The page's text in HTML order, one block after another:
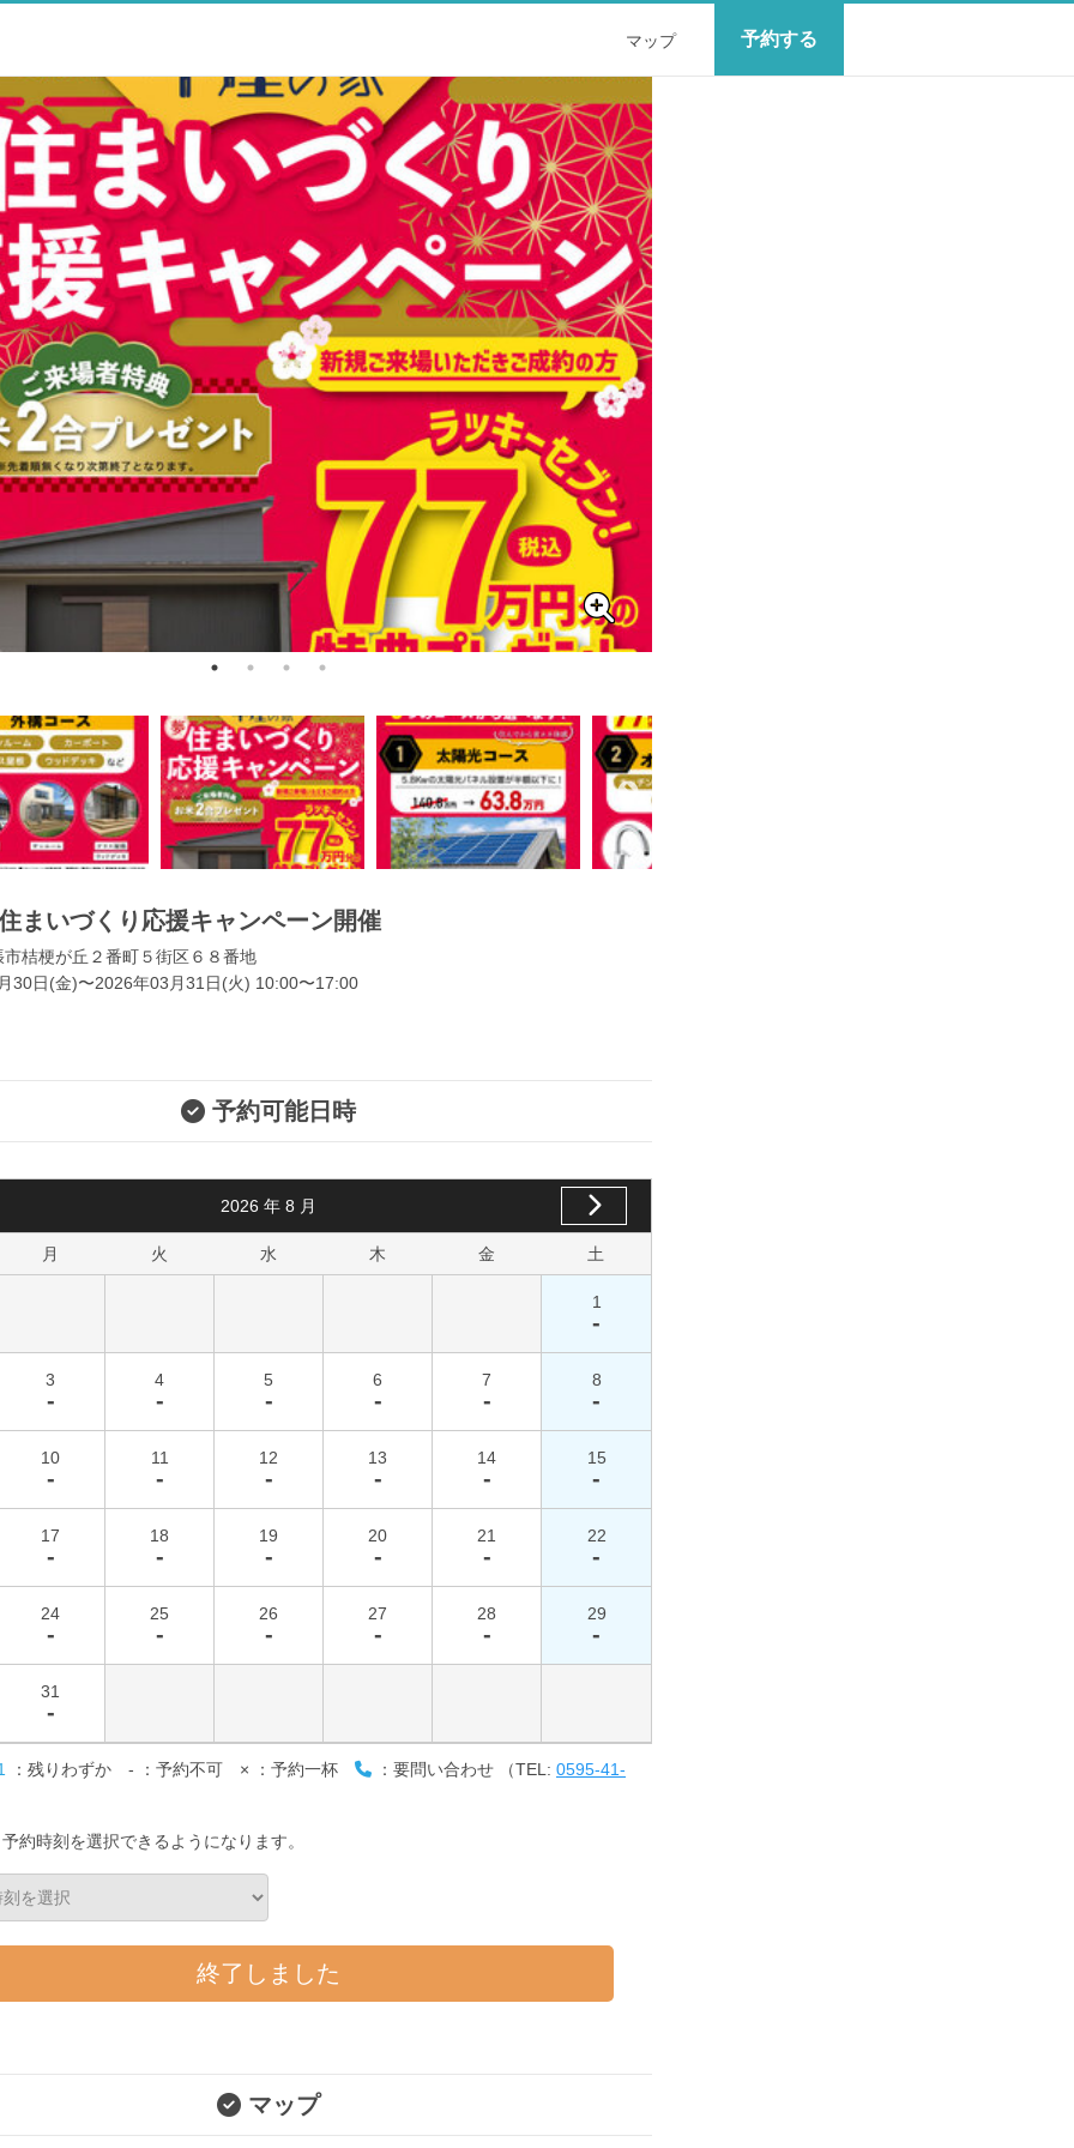
マップ 予約する
まいづくり応援キャンペーン開催
市桔梗が丘２番町５街区６８番地
30日(金)〜2026年03月31日(火) 10:00〜17:00
予約可能日時
2026 年 8 月
月 火 水 木 金 土
1
-
3
-
4
-
5
-
6
-
7
-
8
-
10
-
11
-
12
-
13
-
14
-
15
-
17
-
18
-
19
-
20
-
21
-
22
-
24
-
25
-
26
-
27
-
28
-
29
-
31
-
：残りわずか - ：予約不可 × ：予約一杯 ：要問い合わせ （TEL: 0595-41-
約時刻を選択できるようになります。
終了しました
マップ